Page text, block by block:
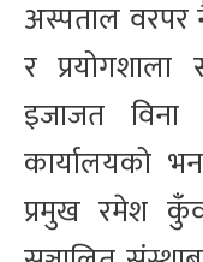
अस्पताल वरपर
र
इजाजत विना
कार्यालयको
प्रमुख रमेश